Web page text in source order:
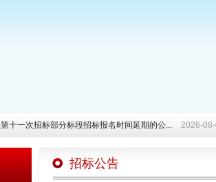
十一次招标部分标段招标报名时间延期的公... 2026-
招标公告